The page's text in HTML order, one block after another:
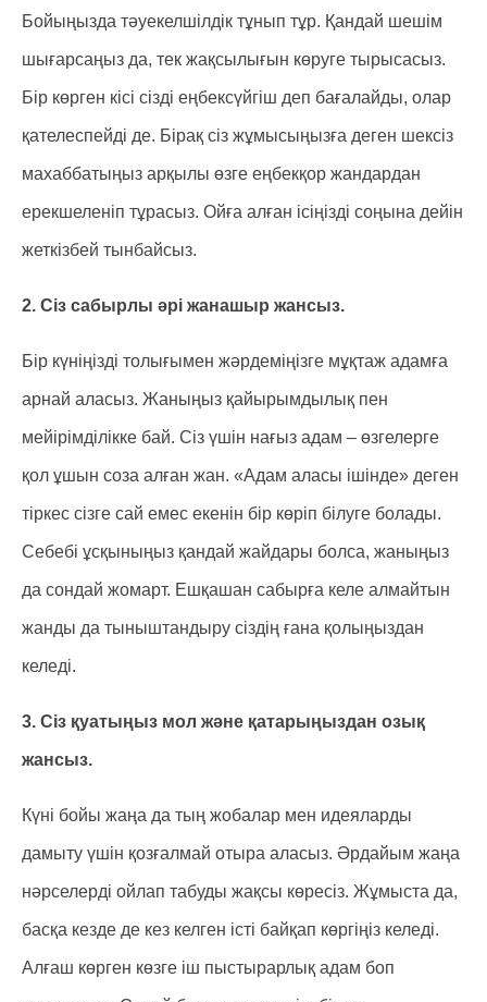
Бойыңызда тәуекелшілдік тұнып тұр. Қандай шешім
шығарсаңыз да, тек жақсылығын көруге тырысасыз.
Бір көрген кісі сізді еңбексүйгіш деп бағалайды, олар
қателеспейді де. Бірақ сіз жұмысыңызға деген шексіз
махаббатыңыз арқылы өзге еңбекқор жандардан
ерекшеленіп тұрасыз. Ойға алған ісіңізді соңына дейін
жеткізбей тынбайсыз.
2. Сіз сабырлы әрі жанашыр жансыз.
Бір күніңізді толығымен жәрдеміңізге мұқтаж адамға
арнай аласыз. Жаныңыз қайырымдылық пен
мейірімділікке бай. Сіз үшін нағыз адам – өзгелерге
қол ұшын соза алған жан. «Адам аласы ішінде» деген
тіркес сізге сай емес екенін бір көріп білуге болады.
Себебі ұсқыныңыз қандай жайдары болса, жаныңыз
да сондай жомарт. Ешқашан сабырға келе алмайтын
жанды да тыныштандыру сіздің ғана қолыңыздан
келеді.
3. Сіз қуатыңыз мол және қатарыңыздан озық
жансыз.
Күні бойы жаңа да тың жобалар мен идеяларды
дамыту үшін қозғалмай отыра аласыз. Әрдайым жаңа
нәрселерді ойлап табуды жақсы көресіз. Жұмыста да,
басқа кезде де кез келген істі байқап көргіңіз келеді.
Алғаш көрген көзге іш пыстырарлық адам боп